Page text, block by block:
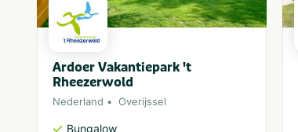
Ardoer Vakantiepark 't
Rheezerwold
Nederland Overijssel
Bungalow